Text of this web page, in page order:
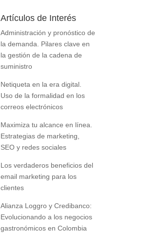
Artículos de Interés
Administración y pronóstico de
la demanda. Pilares clave en
la gestión de la cadena de
suministro
Netiqueta en la era digital.
Uso de la formalidad en los
correos electrónicos
Maximiza tu alcance en línea.
Estrategias de marketing,
SEO y redes sociales
Los verdaderos beneficios del
email marketing para los
clientes
Alianza Loggro y Credibanco:
Evolucionando a los negocios
gastronómicos en Colombia